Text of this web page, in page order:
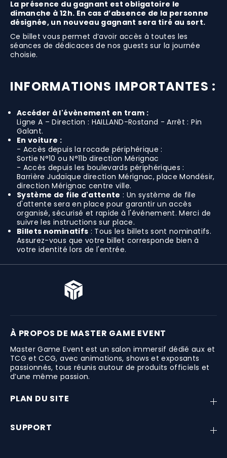
La présence du gagnant est obligatoire le
dimanche à 12h. En cas d’absence de la personne
désignée, un nouveau gagnant sera tiré au sort.
Ce billet vous permet d’avoir accès à toutes les
séances de dédicaces de nos guests sur la journée
choisie.
INFORMATIONS IMPORTANTES :
Accéder à l'évènement en tram :
Ligne A – Direction : HAILLAND-Rostand - Arrêt : Pin
Galant.
En voiture :
- Accès depuis la rocade périphérique :
Sortie N°10 ou N°11b direction Mérignac
- Accès depuis les boulevards périphériques :
Barrière Judaïque direction Mérignac, place Mondésir,
direction Mérignac centre ville.
Système de file d'attente : Un système de file
d'attente sera en place pour garantir un accès
organisé, sécurisé et rapide à l'événement. Merci de
suivre les instructions sur place.
Billets nominatifs : Tous les billets sont nominatifs.
Assurez-vous que votre billet corresponde bien à
votre identité lors de l'entrée.
À PROPOS DE MASTER GAME EVENT
Master Game Event est un salon immersif dédié aux et
TCG et CCG, avec animations, shows et exposants
passionnés, tous réunis autour de produits officiels et
d’une même passion.
PLAN DU SITE
SUPPORT